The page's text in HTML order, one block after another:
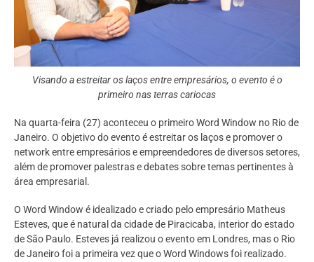
Visando a estreitar os laços entre empresários, o evento é o
primeiro nas terras cariocas
Na quarta-feira (27) aconteceu o primeiro Word Window no Rio de
Janeiro. O objetivo do evento é estreitar os laços e promover o
network entre empresários e empreendedores de diversos setores,
além de promover palestras e debates sobre temas pertinentes à
área empresarial.
O Word Window é idealizado e criado pelo empresário Matheus
Esteves, que é natural da cidade de Piracicaba, interior do estado
de São Paulo. Esteves já realizou o evento em Londres, mas o Rio
de Janeiro foi a primeira vez que o Word Windows foi realizado.